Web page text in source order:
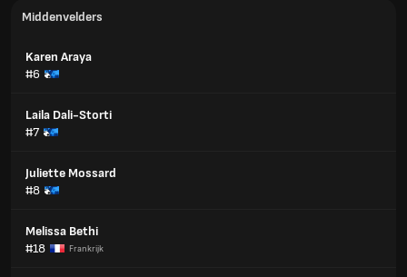
Middenvelders
Karen Araya
#6
Laila Dali-Storti
#7
Juliette Mossard
#8
Melissa Bethi
#18
Frankrijk